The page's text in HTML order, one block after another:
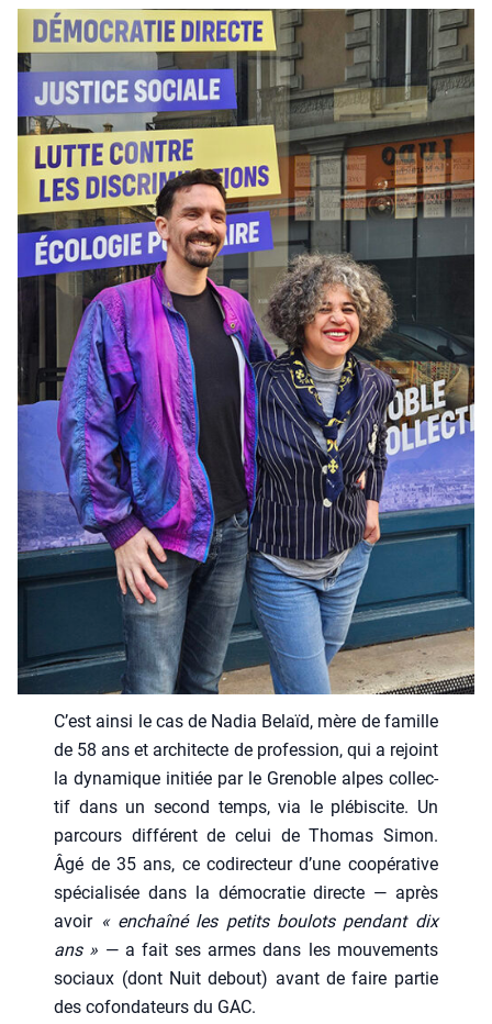
C’est ain­si le cas de Nadia Belaïd, mère de famille
de 58 ans et archi­tecte de pro­fes­sion, qui a rejoint
la dyna­mique ini­tiée par le Gre­noble alpes col­lec­
tif dans un second temps, via le plé­bis­cite. Un
par­cours dif­fé­rent de celui de Tho­mas Simon.
Âgé de 35 ans, ce codi­rec­teur d’une coopé­ra­tive
spé­cia­li­sée dans la démo­cra­tie directe — après
avoir « enchaî­né les petits bou­lots pen­dant dix
ans » — a fait ses armes dans les mou­ve­ments
sociaux (dont Nuit debout) avant de faire par­tie
des cofon­da­teurs du GAC.